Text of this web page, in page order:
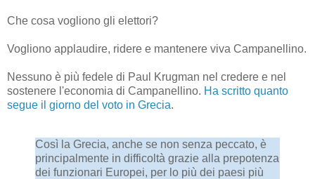
Che cosa vogliono gli elettori?
Vogliono applaudire, ridere e mantenere viva Campanellino.
Nessuno è più fedele di Paul Krugman nel credere e nel
sostenere l'economia di Campanellino. Ha scritto quanto
segue il giorno del voto in Grecia.
Così la Grecia, anche se non senza peccato, è
principalmente in difficoltà grazie alla prepotenza
dei funzionari Europei, per lo più dei paesi più